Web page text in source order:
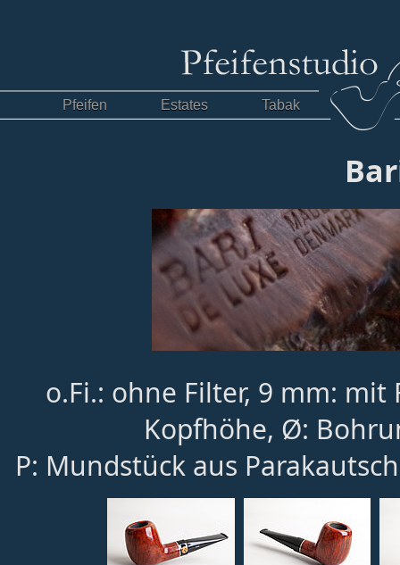
Pfeifen Estates Tabak
o.Fi.: ohne Filter, 9 mm: mit
Kopfhöhe, Ø:
P: Mundstück aus